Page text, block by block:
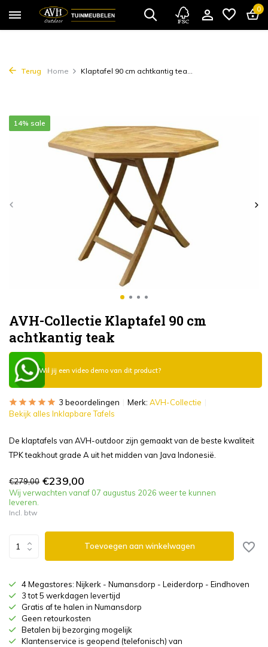
0
Terug Home Klaptafel 90 cm achtkantig tea...
AVH-Collectie Klaptafel 90 cm
achtkantig teak
14% sale
Wil jij een video demo van dit product?
3 beoordelingen Merk: AVH-Collectie
Bekijk alles Inklapbare Tafels
De klaptafels van AVH-outdoor zijn gemaakt van de beste kwaliteit
TPK teakhout grade A uit het midden van Java Indonesië.
€279,00 €239,00
Wij verwachten vanaf 07 augustus 2026 weer te kunnen
leveren.
Incl. btw
Toevoegen aan winkelwagen
4 Megastores: Nijkerk - Numansdorp - Leiderdorp - Eindhoven
3 tot 5 werkdagen levertijd
Gratis af te halen in Numansdorp
Geen retourkosten
Betalen bij bezorging mogelijk
Klantenservice is geopend (telefonisch) van